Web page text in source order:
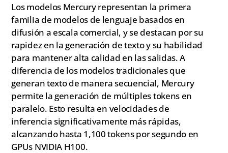
Los modelos Mercury representan la primera
familia de modelos de lenguaje basados en
difusión a escala comercial, y se destacan por su
rapidez en la generación de texto y su habilidad
para mantener alta calidad en las salidas. A
diferencia de los modelos tradicionales que
generan texto de manera secuencial, Mercury
permite la generación de múltiples tokens en
paralelo. Esto resulta en velocidades de
inferencia significativamente más rápidas,
alcanzando hasta 1,100 tokens por segundo en
GPUs NVIDIA H100.